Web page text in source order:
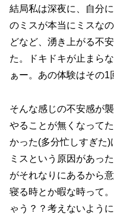
結局私は深夜に、自分
のミスが本当にミスな
どなど、湧き上がる不
た。ドキドキが止まら
ぁー。あの体験はその1
そんな感じの不安感が
やることが無くなって
かった(多分忙しすぎた
ミスという原因があっ
がそれなりにあるから
寝る時とか暇な時って
ゃう？？考えないよう